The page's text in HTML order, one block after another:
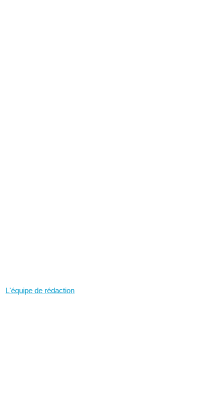
L'équipe de rédaction